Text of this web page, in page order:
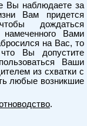
Вы наблюдаете за
Вам придется
дождаться
Вами
на Вас, то
Вы допустите
Ваши
из схватки с
любые возникшие
.